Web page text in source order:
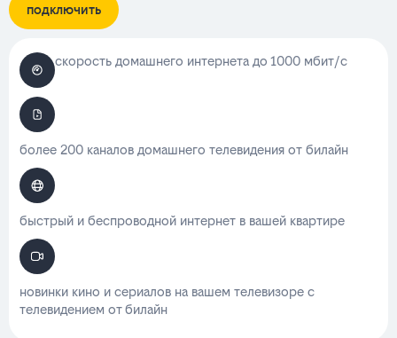
подключить
скорость домашнего интернета до 1000 мбит/с
более 200 каналов домашнего телевидения от билайн
быстрый и беспроводной интернет в вашей квартире
новинки кино и сериалов на вашем телевизоре с
телевидением от билайн